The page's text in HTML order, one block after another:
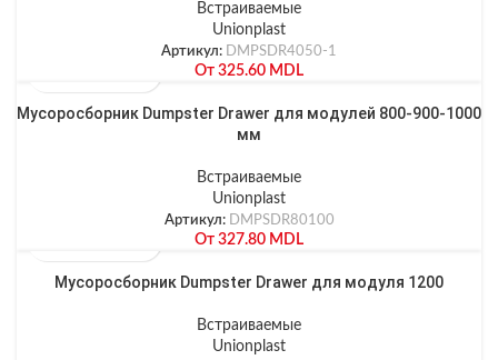
Встраиваемые
Unionplast
Артикул: DMPSDR4050-1
От 325.60 MDL
Мусоросборник Dumpster Drawer для модулей 800-900-1000
мм
Встраиваемые
Unionplast
Артикул: DMPSDR80100
От 327.80 MDL
Мусоросборник Dumpster Drawer для модуля 1200
Встраиваемые
Unionplast